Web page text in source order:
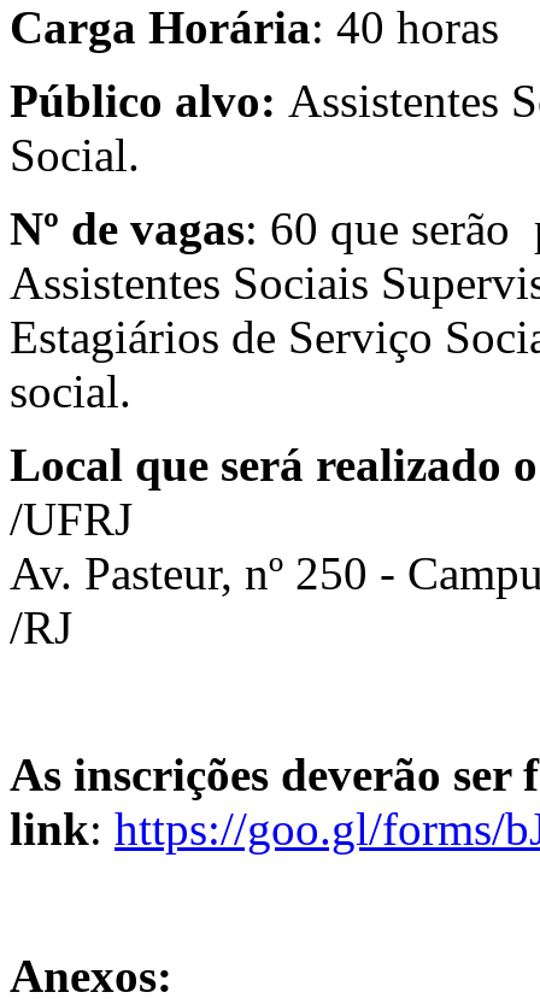
Carga Horária: 40 horas
Público alvo: Assistentes
Social.
Nº de vagas: 60 que serão
Assistentes Sociais
Estagiários de Serviço
social.
Local que será realizado
/UFRJ
Av. Pasteur, nº 250 -
/RJ
As inscrições deverão ser
link: https://goo.gl/forms/
Anexos: